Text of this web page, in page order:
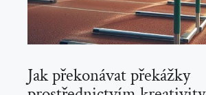
Jak překonávat překážky